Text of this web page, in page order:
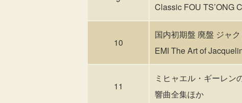
Classic FOU TS’ONG
10
国内初期盤 廃盤 ジャ
EMI The Art of
11
ミヒャエル・ギーレ
響曲全集ほか